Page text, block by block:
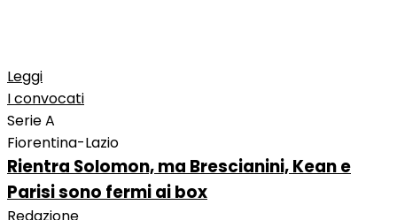
Leggi
I convocati
Serie A
Fiorentina-Lazio
Rientra Solomon, ma Brescianini, Kean e
Parisi sono fermi ai box